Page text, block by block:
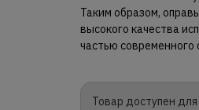
Таким образом,
высокого качества
частью современного
Товар доступен